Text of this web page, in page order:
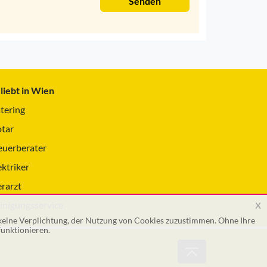
in Wien
Verplichtung, der Nutzung von Cookies zuzustimmen. Ohne Ihre
x